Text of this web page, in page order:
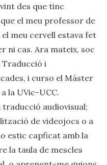
des que tinc
el meu professor de
meu cervell estava fet
ni cas. Ara mateix, soc
Traducció i
i curso el Màster
la UVic-UCC.
audiovisual;
de videojocs o a
estic capficat amb la
la taula de mescles